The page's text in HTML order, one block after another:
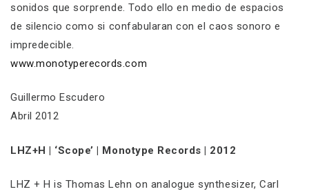
sonidos que sorprende. Todo ello en medio de espacios
de silencio como si confabularan con el caos sonoro e
impredecible.
www.monotyperecords.com
Guillermo Escudero
Abril 2012
LHZ+H | ‘Scope’ | Monotype Records | 2012
LHZ + H is Thomas Lehn on analogue synthesizer, Carl